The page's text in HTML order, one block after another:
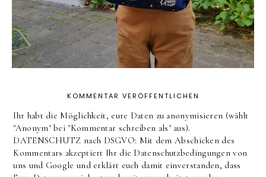
KOMMENTAR VERÖFFENTLICHEN
Ihr habt die Möglichkeit, eure Daten zu anonymisieren (wählt
"Anonym" bei "Kommentar schreiben als" aus).
DATENSCHUTZ nach DSGVO: Mit dem Abschicken des
Kommentars akzeptiert Ihr die Datenschutzbedingungen von
uns und Google und erklärt euch damit einverstanden, dass